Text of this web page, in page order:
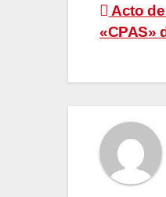
de
Acto
«CPAS»